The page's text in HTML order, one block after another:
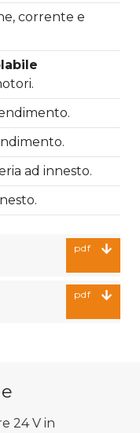
corrente e
ad innesto.
pdf
pdf
24 V in